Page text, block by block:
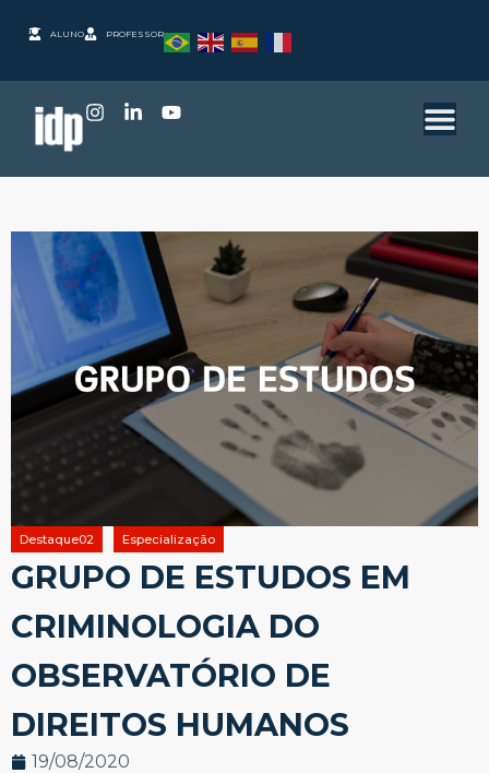
ALUNO PROFESSOR
Destaque02 Especialização
GRUPO DE ESTUDOS EM
CRIMINOLOGIA DO
OBSERVATÓRIO DE
DIREITOS HUMANOS
19/08/2020